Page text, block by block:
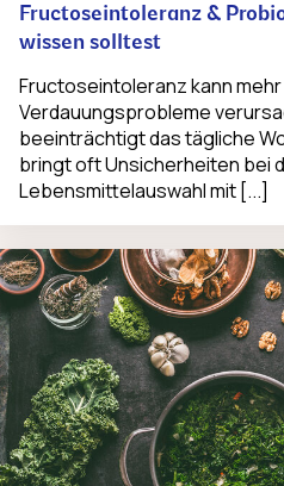
Fructoseintoleranz &
wissen solltest
Fructoseintoleranz kann mehr
Verdauungsprobleme
beeinträchtigt das tägliche
bringt oft Unsicherheiten bei
Lebensmittelauswahl mit [...]